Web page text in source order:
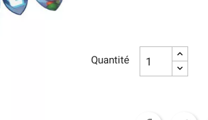
Quantité